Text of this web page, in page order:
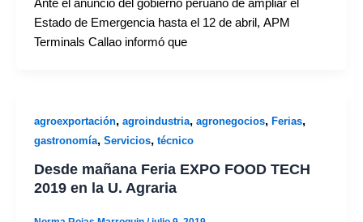
Ante el anuncio del gobierno peruano de ampliar el
Estado de Emergencia hasta el 12 de abril, APM
Terminals Callao informó que
agroexportación, agroindustria, agronegocios, Ferias,
gastronomía, Servicios, técnico
Desde mañana Feria EXPO FOOD TECH
2019 en la U. Agraria